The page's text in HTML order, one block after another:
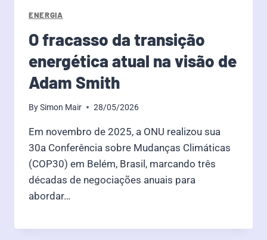
ENERGIA
O fracasso da transição
energética atual na visão de
Adam Smith
BySimon Mair 28/05/2026
Em novembro de 2025, a ONU realizou sua
30a Conferência sobre Mudanças Climáticas
(COP30) em Belém, Brasil, marcando três
décadas de negociações anuais para
abordar…